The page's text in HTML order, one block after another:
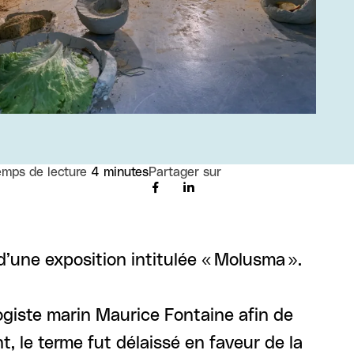
de lecture 4 minutesPartager sur
exposition intitulée « Molusma ».
marin Maurice Fontaine afin de
le terme fut délaissé en faveur de la